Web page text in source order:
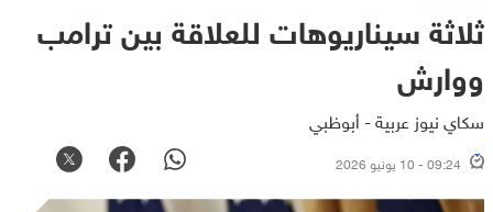
ثلاثة سيناريوهات للعلاقة بين ترامب
ووارش
سكاي نيوز عربية - أبوظبي
09:24 - 10 يونيو 2026